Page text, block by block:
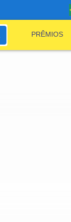
PRÊMIOS